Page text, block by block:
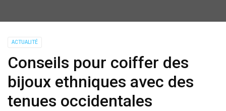
ACTUALITÉ
Conseils pour coiffer des
bijoux ethniques avec des
tenues occidentales